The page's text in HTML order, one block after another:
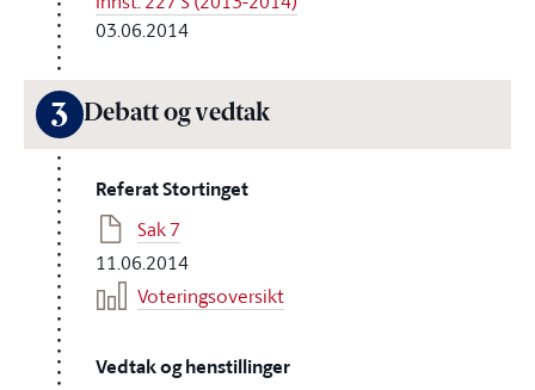
03.06.2014
3 Debatt og vedtak
Referat Stortinget
Sak 7
11.06.2014
Voteringsoversikt
Vedtak og henstillinger